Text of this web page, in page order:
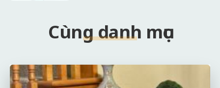
Cùng danh mục